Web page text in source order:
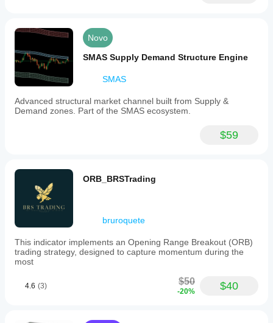
Novo
SMAS Supply Demand Structure Engine
SMAS
Advanced structural market channel built from Supply &
Demand zones. Part of the SMAS ecosystem.
$59
ORB_BRSTrading
bruroquete
This indicator implements an Opening Range Breakout (ORB)
trading strategy, designed to capture momentum during the
most
4.6 (3) $50
-20% $40